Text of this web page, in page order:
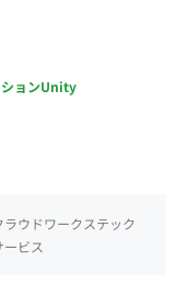
、Flask、Gin、
：Terraform、
仮想化：
Notion、Google
、Slack、Miro、
ョンUnity
ウドワークステック
ビス